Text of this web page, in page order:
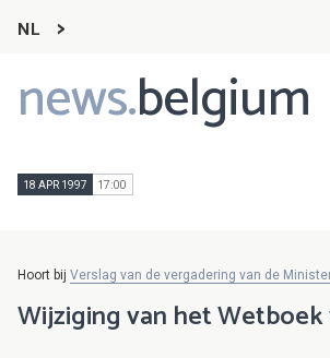
NL
news.belgium
Main
navigation
18 APR 1997 17:00
Hoort bij Verslag van de vergadering van de
Wijziging van het Wetboek